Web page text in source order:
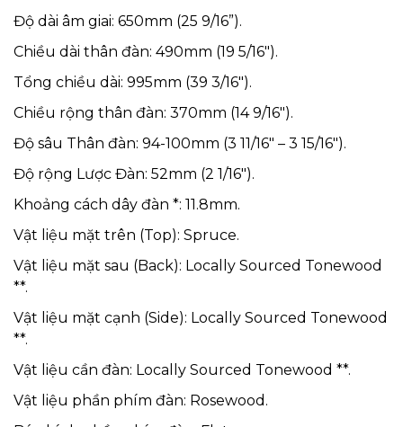
Độ dài âm giai: 650mm (25 9/16”).
Chiều dài thân đàn: 490mm (19 5/16″).
Tổng chiều dài: 995mm (39 3/16″).
Chiều rộng thân đàn: 370mm (14 9/16″).
Độ sâu Thân đàn: 94-100mm (3 11/16″ – 3 15/16″).
Độ rộng Lược Đàn: 52mm (2 1/16″).
Khoảng cách dây đàn *: 11.8mm.
Vật liệu mặt trên (Top): Spruce.
Vật liệu mặt sau (Back): Locally Sourced Tonewood
**.
Vật liệu mặt cạnh (Side): Locally Sourced Tonewood
**.
Vật liệu cần đàn: Locally Sourced Tonewood **.
Vật liệu phần phím đàn: Rosewood.